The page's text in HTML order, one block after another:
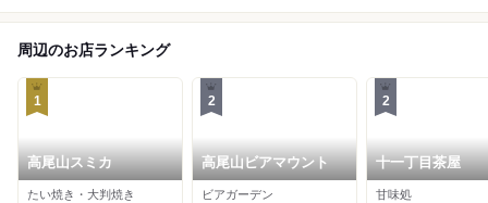
周辺のお店ランキング
1
高尾山スミカ
たい焼き・大判焼き
2
高尾山ビアマウント
ビアガーデン
2
十一丁目茶屋
甘味処